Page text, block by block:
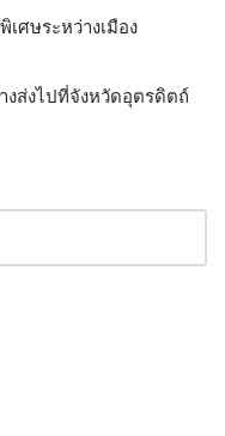
เศษระหว่างเมือง
งส่งไปที่จังหวัดอุตรดิตถ์